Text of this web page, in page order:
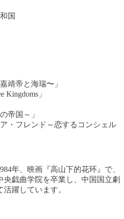
国
靖帝と海瑞〜」
Kingdoms」
帝国～」
・フレンド～恋するコンシェル
年、映画『高山下的花环』で、
央戯曲学院を卒業し、中国国立劇
躍しています。